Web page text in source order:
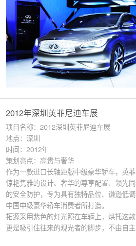
2012年深圳英菲尼迪车展
项目名称：2012深圳英菲尼迪车展
地点：深圳
时间：2012年
策划亮点：高贵与奢华
作为一款进口长轴距版中级豪华轿车，英
惊艳隽雅的设计、奢华的尊享配置、领先
的安全防护，专为具有独特品位、谦逊低
中国中级豪华轿车消费者所打造。
拓源采用紫色的灯光照在车辆上，烘托这
更是吸引住往来的观光者的脚步，不由自主